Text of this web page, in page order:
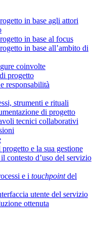
in base agli attori
in base al focus
in base all’ambito di
coinvolte
progetto
responsabilità
strumenti e rituali
di progetto
tecnici collaborativi
e la sua gestione
contesto d’uso del servizio
e i touchpointdel
utente del servizio
ottenuta